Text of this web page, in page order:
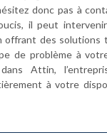
donc pas à
il peut
offrant des solutions
de problème à
Attin,
à votre